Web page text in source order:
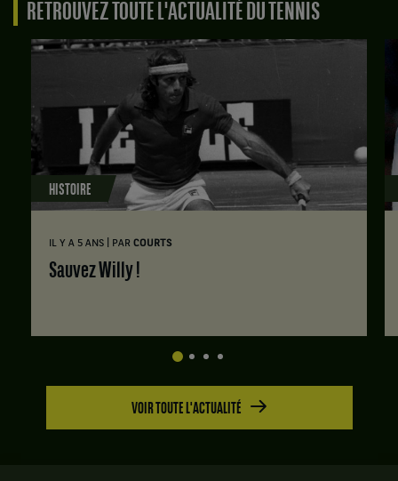
RETROUVEZ TOUTE L'ACTUALITÉ DU TENNIS
HISTOIRE
IL Y A 5 ANS PAR COURTS
Sauvez Willy !
VOIR TOUTE L'ACTUALITÉ